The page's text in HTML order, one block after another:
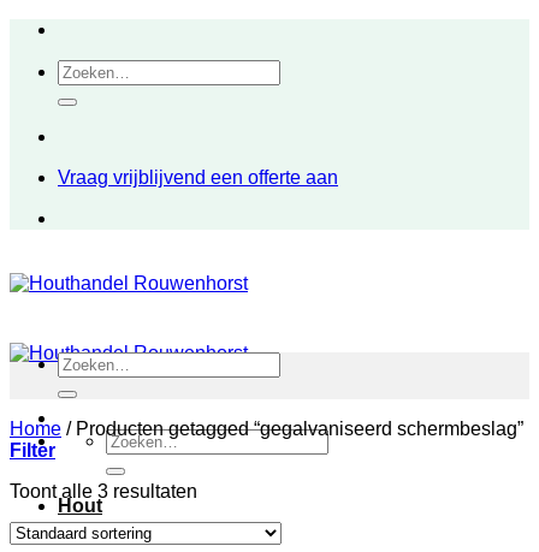
inhoudZoeken
naar:
Vraag vrijblijvend een offerte aan
Zoeken
naar:
Hout
Zoeken
naar:
Home /Producten getagged “gegalvaniseerd schermbeslag”
Filter
Toont alle 3 resultaten